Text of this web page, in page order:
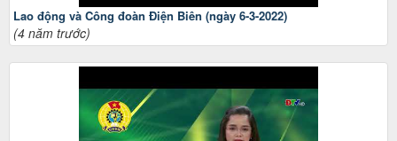
Lao động và Công đoàn Điện Biên (ngày 6-3-2022)
(4 năm trước)